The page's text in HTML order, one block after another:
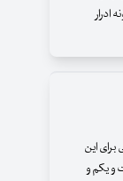
این
و یکم و